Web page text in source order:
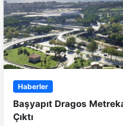
Haberler
Başyapıt Dragos
Çıktı